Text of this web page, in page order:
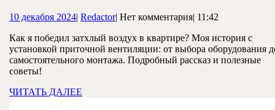
с
приточной
вентиляцией:
10 декабря 202410
2024
RedactorRedactor
| Нет комментария 11:42
Как я победил затхлый воздух в квартире? Моя история с
установкой приточной вентиляции: от выбора оборудования
самостоятельного монтажа. Подробный рассказ и полезные
советы!
ЧИТАТЬ ДАЛЕЕ